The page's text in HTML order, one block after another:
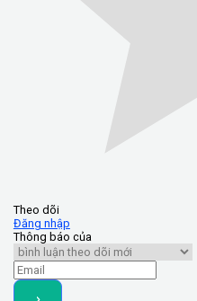
Theo dõi
Đăng nhập
Thông báo của